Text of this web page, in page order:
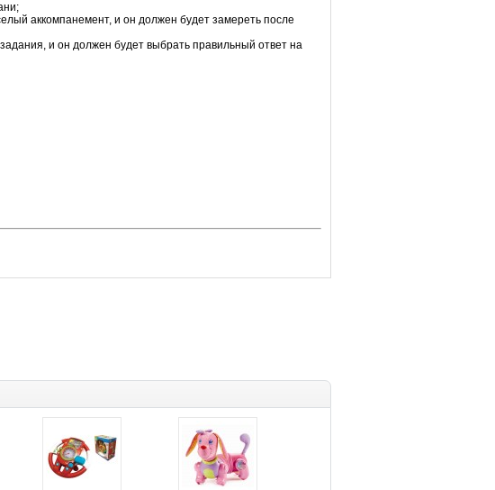
аккомпанемент, и он должен будет замереть после
и он должен будет выбрать правильный ответ на